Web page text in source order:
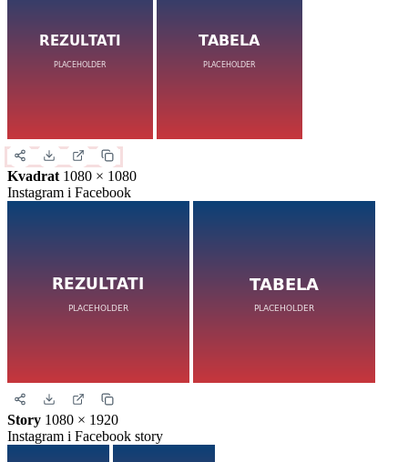
Kvadrat 1080 × 1080
Instagram i Facebook
Story 1080 × 1920
Instagram i Facebook story